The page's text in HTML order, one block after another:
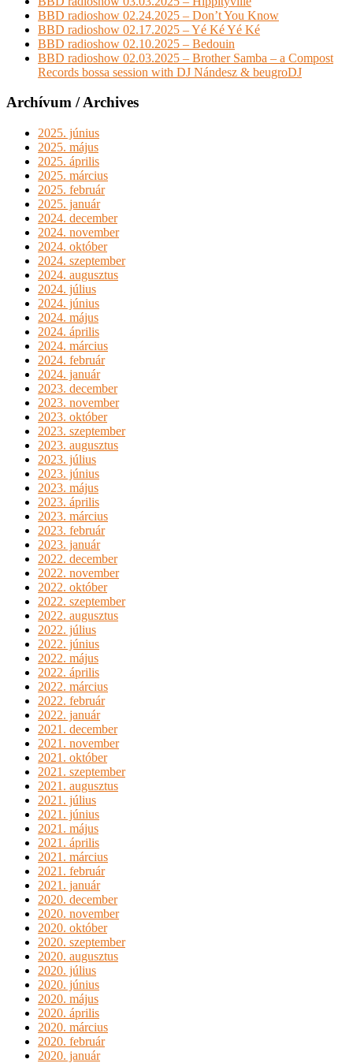
BBD radioshow 02.24.2025 – Don’t You Know
BBD radioshow 02.17.2025 – Yé Ké Yé Ké
BBD radioshow 02.10.2025 – Bedouin
BBD radioshow 02.03.2025 – Brother Samba – a Compost
Records bossa session with DJ Nándesz & beugroDJ
Archívum / Archives
2025. június
2025. május
2025. április
2025. március
2025. február
2025. január
2024. december
2024. november
2024. október
2024. szeptember
2024. augusztus
2024. július
2024. június
2024. május
2024. április
2024. március
2024. február
2024. január
2023. december
2023. november
2023. október
2023. szeptember
2023. augusztus
2023. július
2023. június
2023. május
2023. április
2023. március
2023. február
2023. január
2022. december
2022. november
2022. október
2022. szeptember
2022. augusztus
2022. július
2022. június
2022. május
2022. április
2022. március
2022. február
2022. január
2021. december
2021. november
2021. október
2021. szeptember
2021. augusztus
2021. július
2021. június
2021. május
2021. április
2021. március
2021. február
2021. január
2020. december
2020. november
2020. október
2020. szeptember
2020. augusztus
2020. július
2020. június
2020. május
2020. április
2020. március
2020. február
2020. január